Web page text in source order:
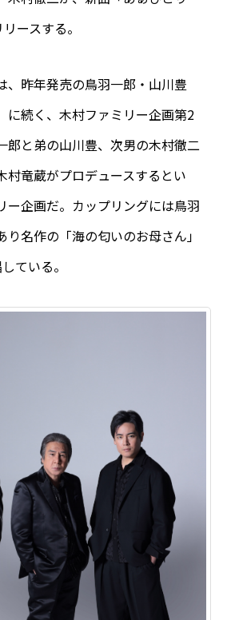
ースする。
、昨年発売の鳥羽一郎・山川豊
に続く、木村ファミリー企画第2
郎と弟の山川豊、次男の木村徹二
村竜蔵がプロデュースするとい
ー企画だ。カップリングには鳥羽
名作の「海の匂いのお母さん」
ている。